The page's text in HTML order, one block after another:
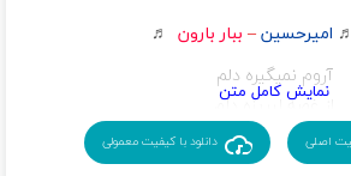
امیرحسین – ببار بارون
♬
آروم نمیگیره دلم
از غصه لبریزه دلم
یارم کجایی
رفته تموم دلخوشیم
اصلی دانلود با کیفیت معمولی